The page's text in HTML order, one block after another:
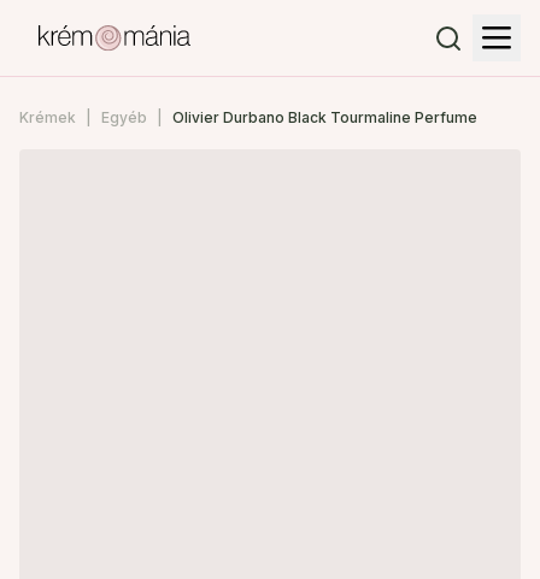
Krémek Egyéb Olivier Durbano Black Tourmaline Perfume